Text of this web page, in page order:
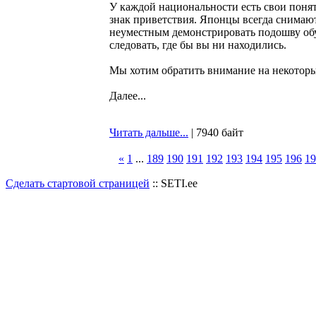
У каждой национальности есть свои
знак приветствия. Японцы всегда
неуместным демонстрировать подошву
следовать, где бы вы ни находились.
Мы хотим обратить внимание на
Далее...
Читать дальше... | 7940 байт
« 1 ... 189 190 191 192 193 194 195 196
Сделать стартовой страницей :: SETI.ee